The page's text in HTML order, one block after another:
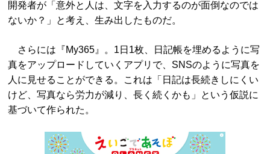
開発者が「意外と人は、文字を入力するのが面倒なのでは
ないか？」と考え、生み出したものだ。
さらには『My365』。1日1枚、日記帳を埋めるように写
真をアップロードしていくアプリで、SNSのように写真を
人に見せることができる。これは「日記は長続きしにくい
けど、写真なら労力が減り、長く続くかも」という仮説に
基づいて作られた。